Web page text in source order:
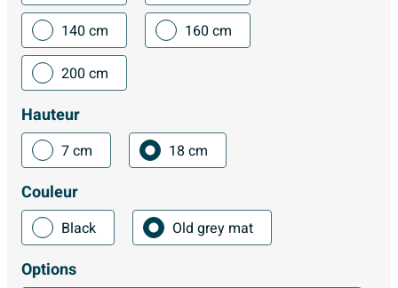
140 cm
160 cm
200 cm
Hauteur
7 cm 18 cm
Couleur
Black Old grey mat
Options